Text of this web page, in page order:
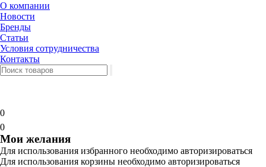
О компании
Новости
Бренды
Статьи
Условия сотрудничества
Контакты
0
0
Мои желания
Для использования избранного необходимо авторизироваться
Для использования корзины необходимо авторизироваться